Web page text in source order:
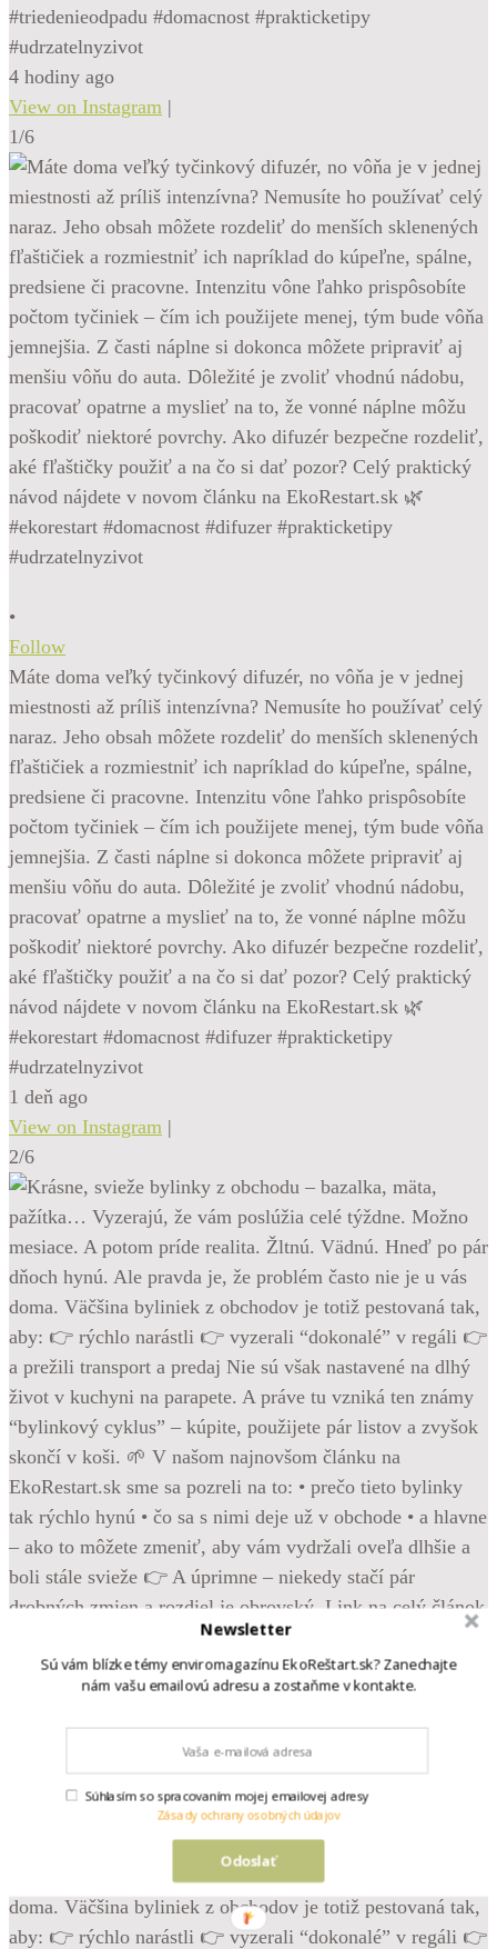
#triedenieodpadu #domacnost #prakticketipy
#udrzatelnyzivot
4 hodiny ago
View on Instagram |
1/6
•
Follow
Máte doma veľký tyčinkový difuzér, no vôňa je v jednej
miestnosti až príliš intenzívna? Nemusíte ho používať celý
naraz. Jeho obsah môžete rozdeliť do menších sklenených
fľaštičiek a rozmiestniť ich napríklad do kúpeľne, spálne,
predsiene či pracovne. Intenzitu vône ľahko prispôsobíte
počtom tyčiniek – čím ich použijete menej, tým bude vôňa
jemnejšia. Z časti náplne si dokonca môžete pripraviť aj
menšiu vôňu do auta. Dôležité je zvoliť vhodnú nádobu,
pracovať opatrne a myslieť na to, že vonné náplne môžu
poškodiť niektoré povrchy. Ako difuzér bezpečne rozdeliť,
aké fľaštičky použiť a na čo si dať pozor? Celý praktický
návod nájdete v novom článku na EkoRestart.sk 🌿
#ekorestart #domacnost #difuzer #prakticketipy
#udrzatelnyzivot
1 deň ago
View on Instagram |
2/6
Krásne, svieže bylinky z obchodu – bazalka, mäta,
pažítka… Vyzerajú, že vám poslúžia celé týždne. Možno
mesiace. A potom príde realita. Žltnú. Vädnú. Hneď po pár
dňoch hynú. Ale pravda je, že problém často nie je u vás
doma. Väčšina byliniek z obchodov je totiž pestovaná tak,
aby: 👉 rýchlo narástli 👉 vyzerali “dokonalé” v regáli 👉
Newsletter
Sú vám blízke témy enviromagazínu EkoReštart.sk? Zanechajte
nám vašu emailovú adresu a zostaňme v kontakte.
Odoslať
Súhlasím so spracovaním mojej emailovej adresy
Zásady ochrany osobných údajov